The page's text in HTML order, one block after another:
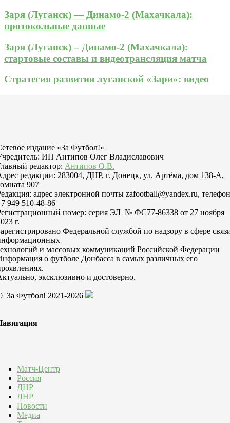
Заря (Луганск) — Динамо-2 (Махачкала):
протокольные данные
Заря (Луганск) – Динамо-2 (Махачкала):
стартовые составы и видеотрансляция матча
Стратегия развития луганской «Зари»: видео
издание «За Футбол!»
ИП Антипов Олег Владиславович
редактор: Антипов О.В.
редакции: 283004, ДНР, г. Донецк, ул. Артёма, дом 138-А,
907
адрес электронной почты zafootball@yandex.ru, телефон
949 510-48-86
номер: серия ЭЛ № ФС77-86338 от 27 ноября
г.
Федеральной службой по надзору в сфере
и массовых коммуникаций Российской Федерации
о футболе Донбасса в самых различных его
эксклюзивно и достоверно.
За Футбол! 2021-2026
Матч-Центр
Россия
ДНР
ЛНР
Новости
Медиа